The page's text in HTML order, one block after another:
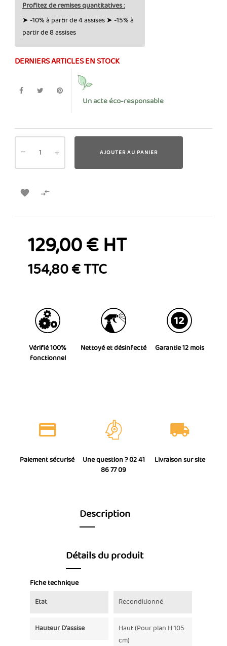
Profitez de remises quantitatives :
➤ -10% à partir de 4 assises ➤ -15% à
partir de 8 assises
DERNIERS ARTICLES EN STOCK
Un acte éco-responsable
AJOUTER AU PANIER
 
129,00 € HT
154,80 € TTC
Garantie 12 mois
Nettoyé et désinfecté
Vérifié 100%
fonctionnel
Paiement sécurisé
Une question ? 02 41
86 77 09
Livraison sur site
Description
Détails du produit
Fiche technique
Etat
Reconditionné
Hauteur D'assise
Haut (Pour plan H 105
cm)